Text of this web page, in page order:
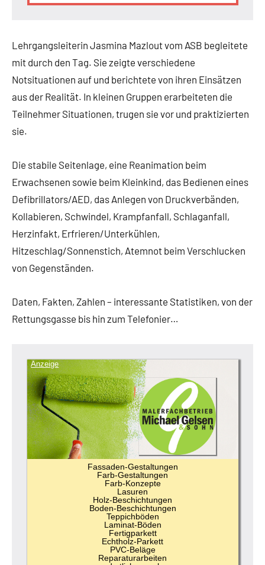
Lehrgangsleiterin Jasmina Mazlout vom ASB begleitete
mit durch den Tag. Sie zeigte verschiedene
Notsituationen auf und berichtete von ihren Einsätzen
aus der Realität. In kleinen Gruppen erarbeiteten die
Teilnehmer Situationen, trugen sie vor und praktizierten
sie.
Die stabile Seitenlage, eine Reanimation beim
Erwachsenen sowie beim Kleinkind, das Bedienen eines
Defibrillators/AED, das Anlegen von Druckverbänden,
Kollabieren, Schwindel, Krampfanfall, Schlaganfall,
Herzinfakt, Erfrieren/Unterkühlen,
Hitzeschlag/Sonnenstich, Atemnot beim Verschlucken
von Gegenständen.
Daten, Fakten, Zahlen – interessante Statistiken, von der
Rettungsgasse bis hin zum Telefonier…
Anzeige
Fassaden-Gestaltungen
Farb-Gestaltungen
Farb-Konzepte
Lasuren
Holz-Beschichtungen
Boden-Beschichtungen
Teppichböden
Laminat-Böden
Fertigparkett
Echtholz-Parkett
PVC-Beläge
Reparaturarbeiten